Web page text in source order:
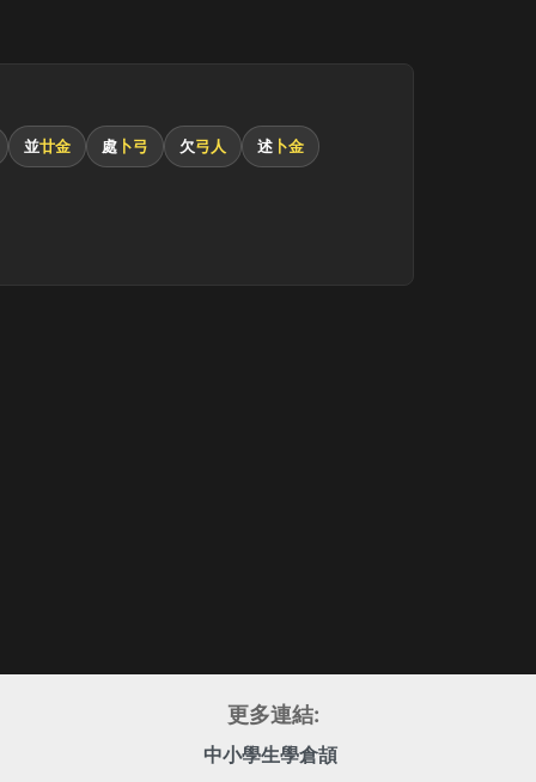
並廿金 處 卜弓 欠弓人 述 卜金
更多連結:
中小學生學倉頡